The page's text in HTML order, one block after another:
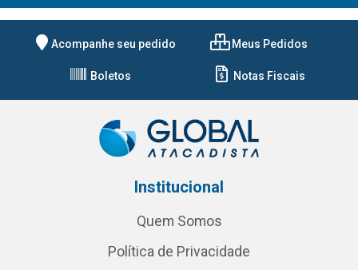
Acompanhe seu pedido Meus Pedidos
Boletos Notas Fiscais
Institucional
Quem Somos
Política de Privacidade